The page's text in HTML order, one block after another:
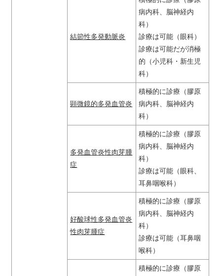
結節性多発動脈炎
病内科、脳神経内
科）
診療は可能（眼科）
診療は可能だが消極
的（小児科・新生児
科）
顕微鏡的多発血管炎
積極的に診療（膠原
病内科、脳神経内
科）
多発血管炎性肉芽腫
症
積極的に診療（膠原
病内科、脳神経内
科）
診療は可能（眼科、
耳鼻咽喉科）
好酸球性多発血管炎
性肉芽腫症
積極的に診療（膠原
病内科、脳神経内
科）
診療は可能（耳鼻咽
喉科）
積極的に診療（膠原